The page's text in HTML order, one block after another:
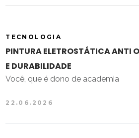
TECNOLOGIA
PINTURA ELETROSTÁTICA ANTI
E DURABILIDADE
Você, que é dono de academia
22.06.2026